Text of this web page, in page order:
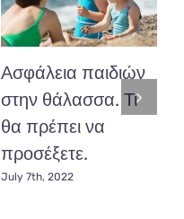
Ασφάλεια παιδιών
στην θάλασσα. Τι
θα πρέπει να
προσέξετε.
July 7th, 2022